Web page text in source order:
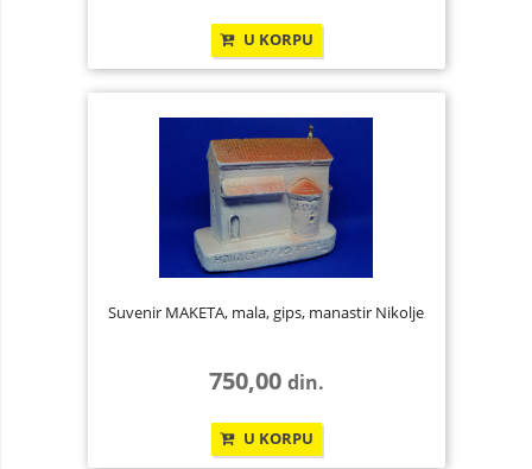
U KORPU
Suvenir MAKETA, mala, gips, manastir Nikolje
750,00 din.
U KORPU